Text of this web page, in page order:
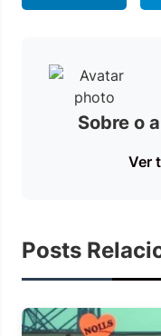
Sobre o
Ver
Posts